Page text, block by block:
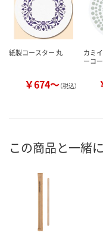
紙製コースター 丸
￥674～（税込）
カミ
ーコ
この商品と一緒